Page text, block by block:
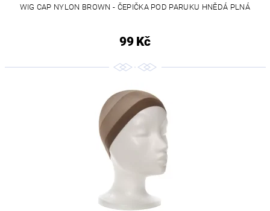
WIG CAP NYLON BROWN - ČEPIČKA POD PARUKU HNĚDÁ PLNÁ
99 Kč